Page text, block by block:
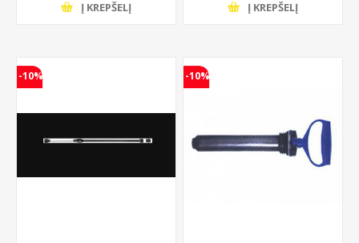
Į KREPŠELĮ Į KREPŠELĮ
-10% -10%